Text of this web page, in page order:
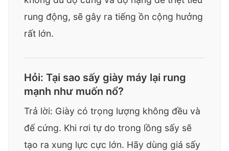
rung động, sẽ gây ra tiếng ồn cộng hưởng
rất lớn.
Hỏi: Tại sao sấy giày máy lại rung
mạnh như muốn nổ?
Trả lời: Giày có trọng lượng không đều và
đế cứng. Khi rơi tự do trong lồng sấy sẽ
tạo ra xung lực cực lớn. Hãy dùng giá sấy